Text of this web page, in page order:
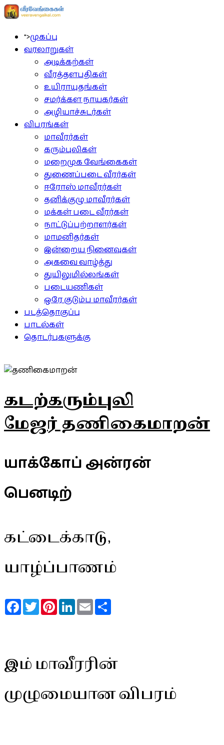
">முகப்பு
வரலாறுகள்
அடிக்கற்கள்
வீரத்தளபதிகள்
உயிராயுதங்கள்
சமர்க்கள நாயகர்கள்
அழியாச்சுடர்கள்
விபரங்கள்
மாவீரர்கள்
கரும்புலிகள்
மறைமுக வேங்கைகள்
துணைப்படை வீரர்கள்
ஈரோஸ் மாவீரர்கள்
தனிக்குழு மாவீரர்கள்
மக்கள் படை வீரர்கள்
நாட்டுப்பற்றாளர்கள்
மாமனிதர்கள்
இன்றைய நினைவுகள்
அகவை வாழ்த்து
துயிலுமில்லங்கள்
படையணிகள்
ஒரே குடும்ப மாவீரர்கள்
படத்தொகுப்பு
பாடல்கள்
தொடர்புகளுக்கு
கடற்கரும்புலி
மேஜர் தணிகைமாறன்
யாக்கோப் அன்ரன்
பெனடிற்
கட்டைக்காடு,
யாழ்ப்பாணம்
FacebookTwitterPinterestLinkedInEmail
இம் மாவீரரின்
முழுமையான விபரம்